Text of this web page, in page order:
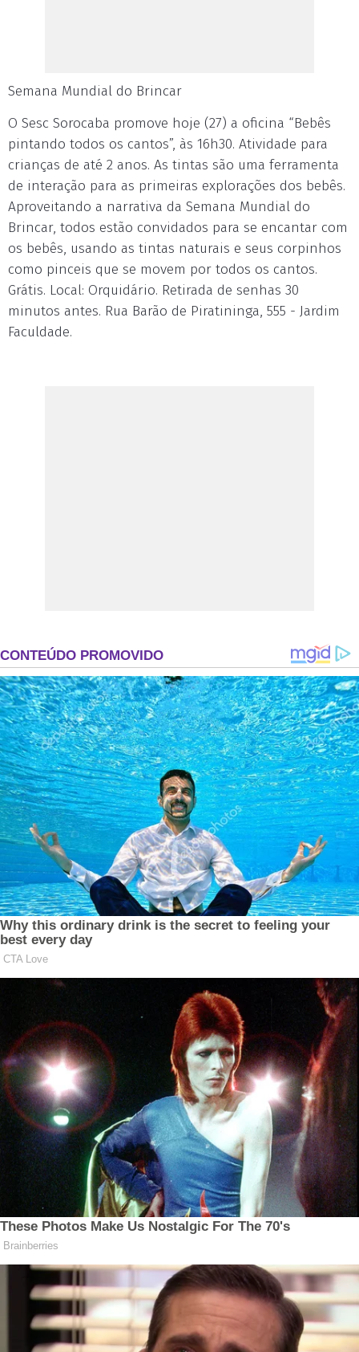
Semana Mundial do Brincar
O Sesc Sorocaba promove hoje (27) a oficina “Bebês
pintando todos os cantos”, às 16h30. Atividade para
crianças de até 2 anos. As tintas são uma ferramenta
de interação para as primeiras explorações dos bebês.
Aproveitando a narrativa da Semana Mundial do
Brincar, todos estão convidados para se encantar com
os bebês, usando as tintas naturais e seus corpinhos
como pinceis que se movem por todos os cantos.
Grátis. Local: Orquidário. Retirada de senhas 30
minutos antes. Rua Barão de Piratininga, 555 - Jardim
Faculdade.